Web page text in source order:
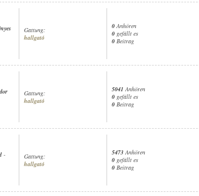
Gattung:
hallgató
0Anhören
0 gefällt es
0 Beitrag
Gattung:
hallgató
5041 Anhören
0 gefällt es
0 Beitrag
-
Gattung:
hallgató
5473Anhören
0 gefällt es
0 Beitrag